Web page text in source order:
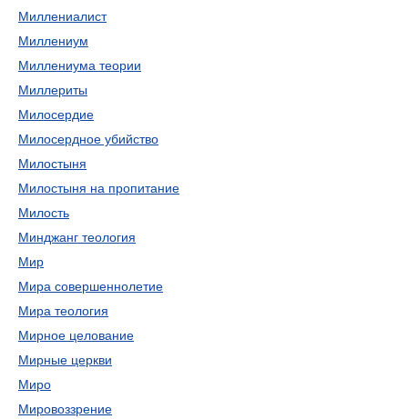
Миллениалист
Миллениум
Миллениума теории
Миллериты
Милосердие
Милосердное убийство
Милостыня
Милостыня на пропитание
Милость
Минджанг теология
Мир
Мира совершеннолетие
Мира теология
Мирное целование
Мирные церкви
Миро
Мировоззрение